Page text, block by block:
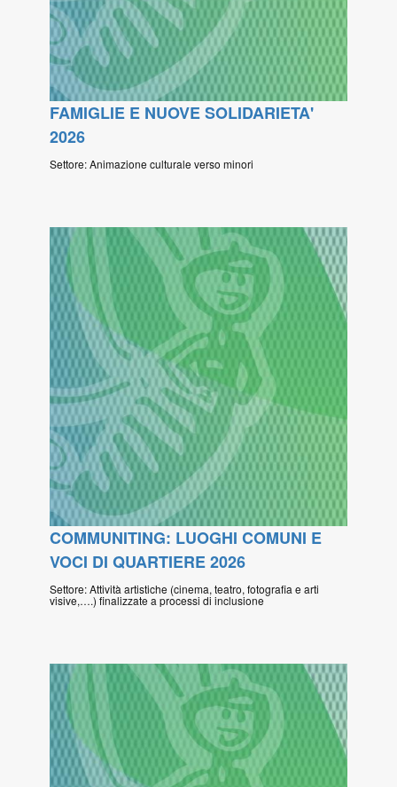
FAMIGLIE E NUOVE SOLIDARIETA'
2026
Settore: Animazione culturale verso minori
COMMUNITING: LUOGHI COMUNI E
VOCI DI QUARTIERE 2026
Settore: Attività artistiche (cinema, teatro, fotografia e arti
visive,….) finalizzate a processi di inclusione